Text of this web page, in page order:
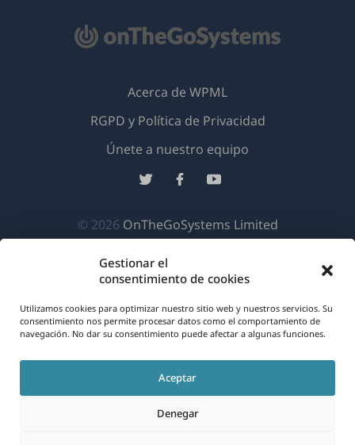
Gestionar el
consentimiento de cookies
Utilizamos cookies para optimizar nuestro sitio web y nuestros servicios. Su
consentimiento nos permite procesar datos como el comportamiento de
navegación. No dar su consentimiento puede afectar a algunas funciones.
Aceptar
Denegar
© 2026 OnTheGoSystems Limited(se
nueva
ventana)
Acerca de WPML
RGPD y Política de Privacidad
Únete a nuestro equipo
nueva
(se
en
una
nueva
ventana)
en
una
ventana)
(se
en
una
ventana)